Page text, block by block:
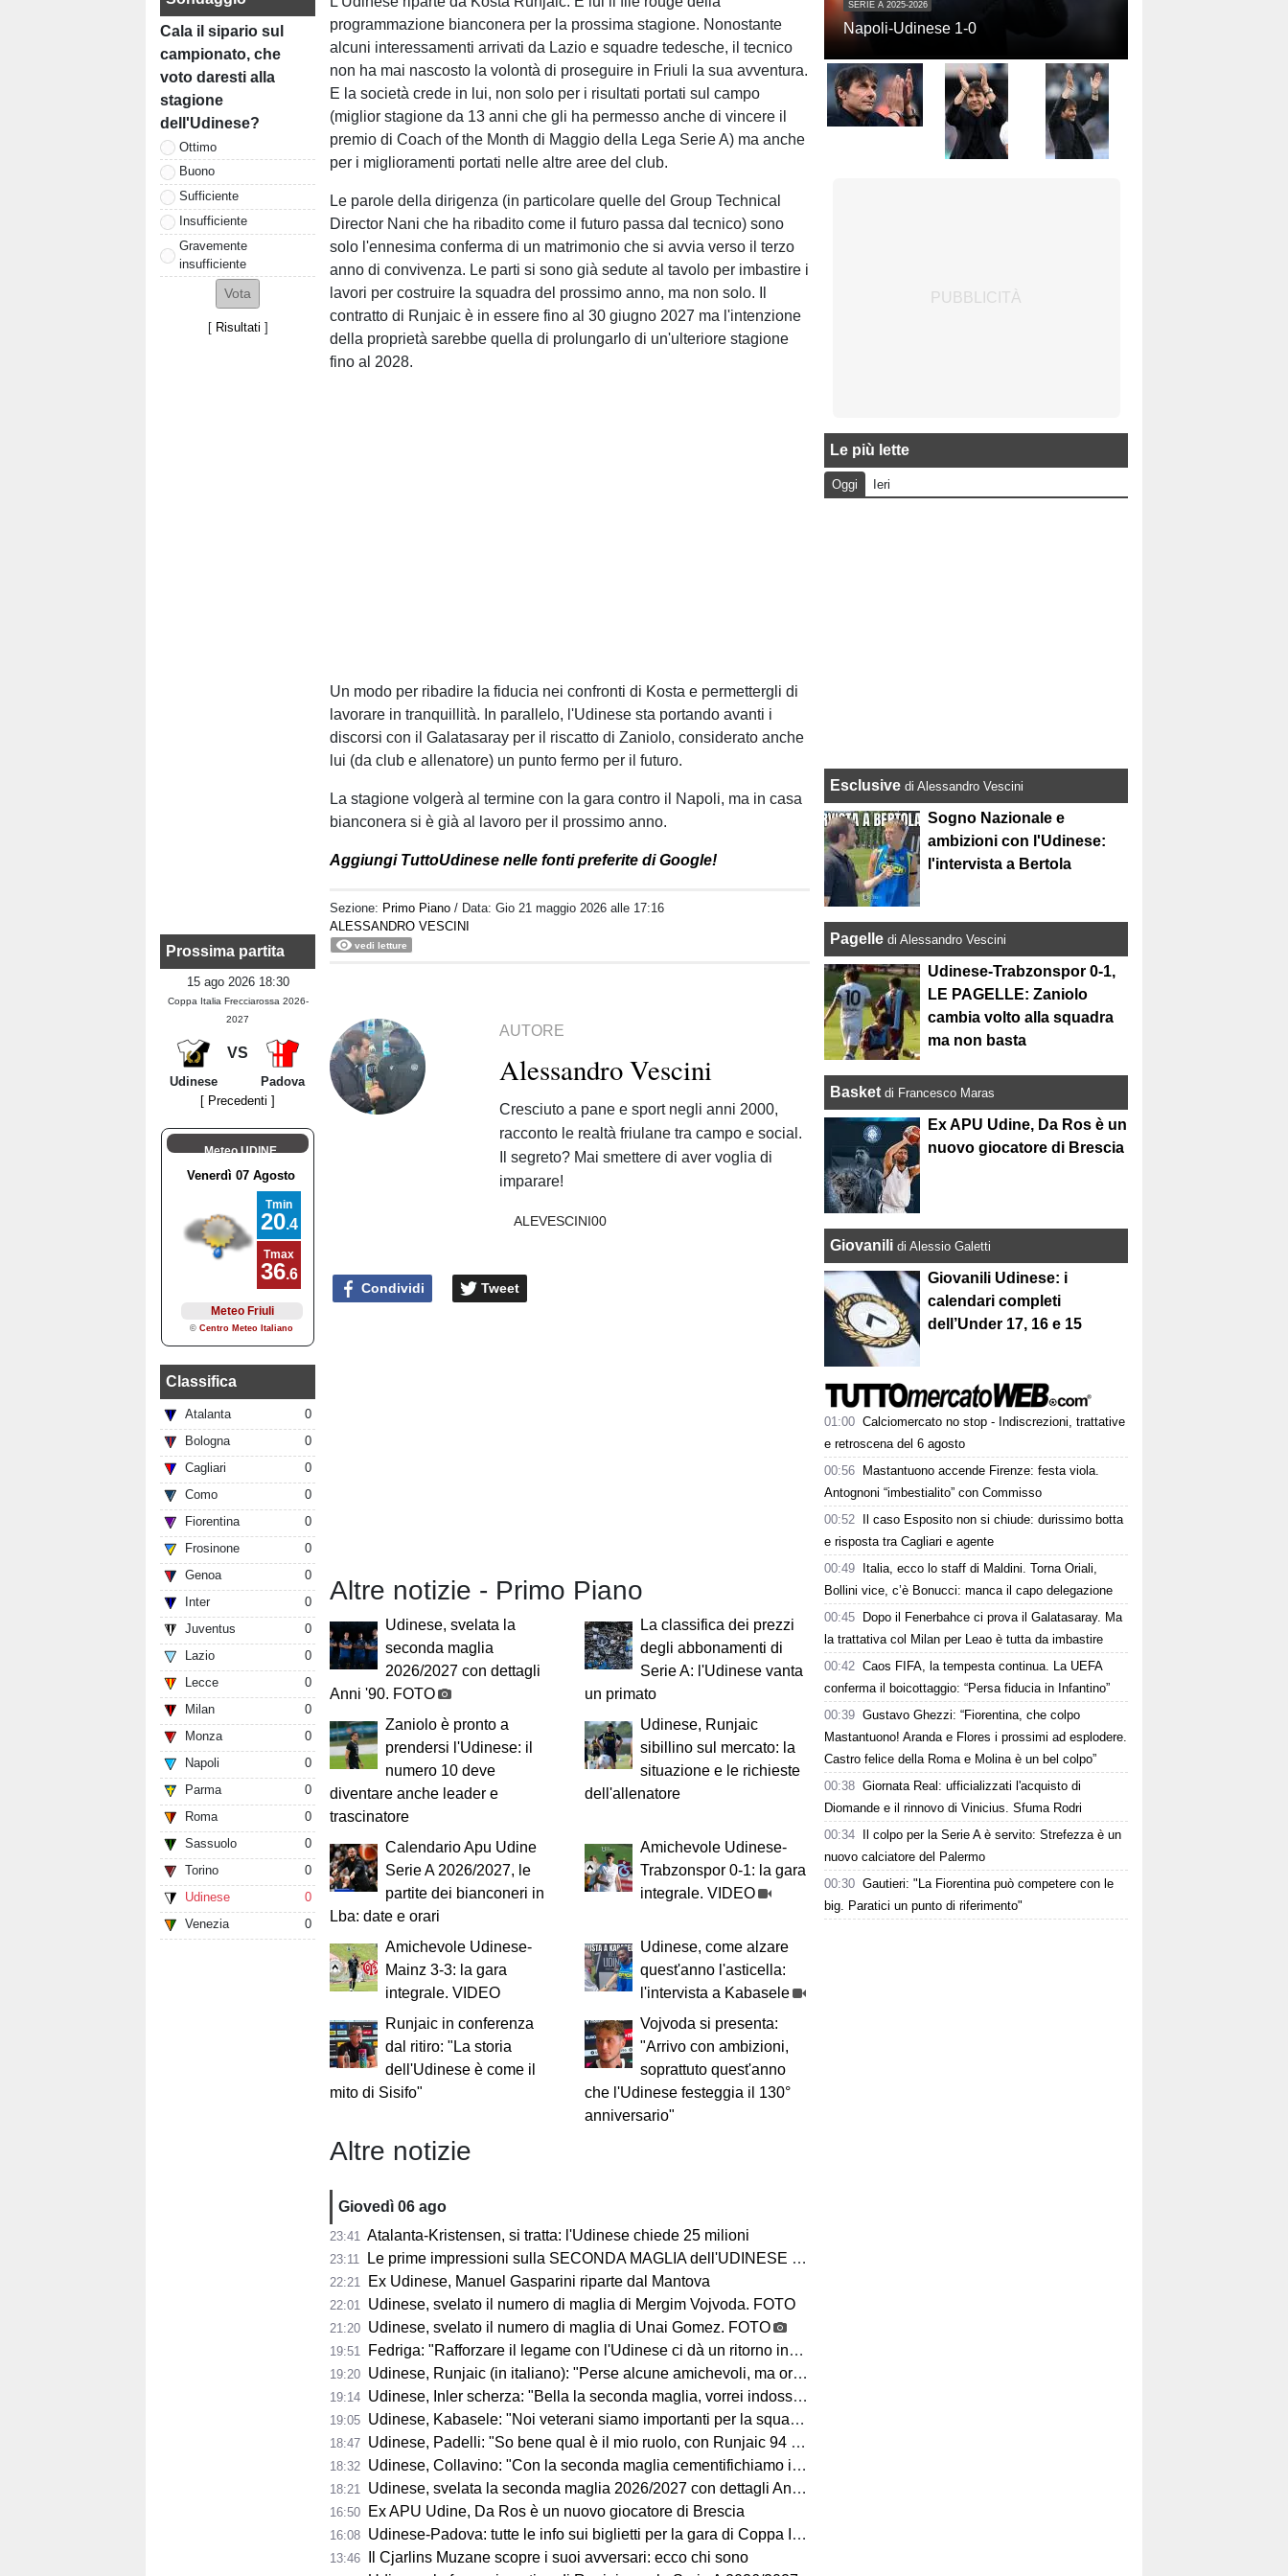
Cala il sipario sul
campionato, che
voto daresti alla
stagione
dell'Udinese?
Ottimo
Buono
Sufficiente
Insufficiente
Gravemente
insufficiente
[ Risultati ]
Prossima partita
15 ago 2026 18:30
Coppa Italia Frecciarossa 2026-
2027
VS
Udinese
Padova
[ Precedenti ]
Meteo UDINE
Classifica
Atalanta
0
Bologna
0
Cagliari
0
Como
0
Fiorentina
0
Frosinone
0
Genoa
0
Inter
0
Juventus
0
Lazio
0
Lecce
0
Milan
0
Monza
0
Napoli
0
Parma
0
Roma
0
Sassuolo
0
Torino
0
Udinese
0
Venezia
0
programmazione bianconera per la prossima stagione. Nonostante
alcuni interessamenti arrivati da Lazio e squadre tedesche, il tecnico
non ha mai nascosto la volontà di proseguire in Friuli la sua avventura.
E la società crede in lui, non solo per i risultati portati sul campo
(miglior stagione da 13 anni che gli ha permesso anche di vincere il
premio di Coach of the Month di Maggio della Lega Serie A) ma anche
per i miglioramenti portati nelle altre aree del club.
Le parole della dirigenza (in particolare quelle del Group Technical
Director Nani che ha ribadito come il futuro passa dal tecnico) sono
solo l'ennesima conferma di un matrimonio che si avvia verso il terzo
anno di convivenza. Le parti si sono già sedute al tavolo per imbastire i
lavori per costruire la squadra del prossimo anno, ma non solo. Il
contratto di Runjaic è in essere fino al 30 giugno 2027 ma l'intenzione
della proprietà sarebbe quella di prolungarlo di un'ulteriore stagione
fino al 2028.
Un modo per ribadire la fiducia nei confronti di Kosta e permettergli di
lavorare in tranquillità. In parallelo, l'Udinese sta portando avanti i
discorsi con il Galatasaray per il riscatto di Zaniolo, considerato anche
lui (da club e allenatore) un punto fermo per il futuro.
La stagione volgerà al termine con la gara contro il Napoli, ma in casa
bianconera si è già al lavoro per il prossimo anno.
Aggiungi TuttoUdinese nelle fonti preferite di Google!
Sezione: Primo Piano / Data:Gio 21 maggio 2026 alle 17:16
ALESSANDRO VESCINI
vedi letture
AUTORE
Alessandro Vescini
Cresciuto a pane e sport negli anni 2000,
racconto le realtà friulane tra campo e social.
Il segreto? Mai smettere di aver voglia di
imparare!
ALEVESCINI00
Condividi Tweet
Altre notizie - Primo Piano
Udinese, svelata la
seconda maglia
2026/2027 con dettagli
Anni '90. FOTO
La classifica dei prezzi
degli abbonamenti di
Serie A: l'Udinese vanta
un primato
Zaniolo è pronto a
prendersi l'Udinese: il
numero 10 deve
diventare anche leader e
trascinatore
Udinese, Runjaic
sibillino sul mercato: la
situazione e le richieste
dell'allenatore
Calendario Apu Udine
Serie A 2026/2027, le
partite dei bianconeri in
Lba: date e orari
Amichevole Udinese-
Trabzonspor 0-1: la gara
integrale. VIDEO
Amichevole Udinese-
Mainz 3-3: la gara
integrale. VIDEO
Udinese, come alzare
quest'anno l'asticella:
l'intervista a Kabasele
Runjaic in conferenza
dal ritiro: "La storia
dell'Udinese è come il
mito di Sisifo"
Vojvoda si presenta:
"Arrivo con ambizioni,
soprattuto quest'anno
che l'Udinese festeggia il 130°
anniversario"
Altre notizie
Giovedì 06 ago
23:41 Atalanta-Kristensen, si tratta: l'Udinese chiede 25 milioni
23:11 Le prime impressioni sulla SECONDA MAGLIA dell'UDINESE 2026/2027
22:21 Ex Udinese, Manuel Gasparini riparte dal Mantova
22:01 Udinese, svelato il numero di maglia di Mergim Vojvoda. FOTO
21:20 Udinese, svelato il numero di maglia di Unai Gomez. FOTO
19:51 Fedriga: "Rafforzare il legame con l'Udinese ci dà un ritorno incredibile"
19:20 Udinese, Runjaic (in italiano): "Perse alcune amichevoli, ma ora arrivano le gare che conta vincere"
19:14 Udinese, Inler scherza: "Bella la seconda maglia, vorrei indossarla"
19:05 Udinese, Kabasele: "Noi veterani siamo importanti per la squadra"
18:47 Udinese, Padelli: "So bene qual è il mio ruolo, con Runjaic 94 punti in due anni"
18:32 Udinese, Collavino: "Con la seconda maglia cementifichiamo il legame con il territorio"
18:21 Udinese, svelata la seconda maglia 2026/2027 con dettagli Anni '90. FOTO
16:50 Ex APU Udine, Da Ros è un nuovo giocatore di Brescia
16:08 Udinese-Padova: tutte le info sui biglietti per la gara di Coppa Italia
13:46 Il Cjarlins Muzane scopre i suoi avversari: ecco chi sono
SERIE A 2025-2026
Napoli-Udinese 1-0
Le più lette
Oggi Ieri
Esclusive di Alessandro Vescini
Sogno Nazionale e
ambizioni con l'Udinese:
l'intervista a Bertola
Pagelle di Alessandro Vescini
Udinese-Trabzonspor 0-1,
LE PAGELLE: Zaniolo
cambia volto alla squadra
ma non basta
Basket di Francesco Maras
Ex APU Udine, Da Ros è un
nuovo giocatore di Brescia
Giovanili di Alessio Galetti
Giovanili Udinese: i
calendari completi
dell’Under 17, 16 e 15
01:00 Calciomercato no stop - Indiscrezioni, trattative
e retroscena del 6 agosto
00:56
Mastantuono accende Firenze: festa viola.
Antognoni “imbestialito” con Commisso
00:52
Il caso Esposito non si chiude: durissimo botta
e risposta tra Cagliari e agente
00:49
Italia, ecco lo staff di Maldini. Torna Oriali,
Bollini vice, c’è Bonucci: manca il capo delegazione
00:45
Dopo il Fenerbahce ci prova il Galatasaray. Ma
la trattativa col Milan per Leao è tutta da imbastire
00:42 Caos FIFA, la tempesta continua. La UEFA
conferma il boicottaggio: “Persa fiducia in Infantino”
00:39 Gustavo Ghezzi: “Fiorentina, che colpo
Mastantuono! Aranda e Flores i prossimi ad esplodere.
Castro felice della Roma e Molina è un bel colpo”
00:38 Giornata Real: ufficializzati l'acquisto di
Diomande e il rinnovo di Vinicius. Sfuma Rodri
00:34
Il colpo per la Serie A è servito: Strefezza è un
nuovo calciatore del Palermo
00:30 Gautieri: "La Fiorentina può competere con le
big. Paratici un punto di riferimento"